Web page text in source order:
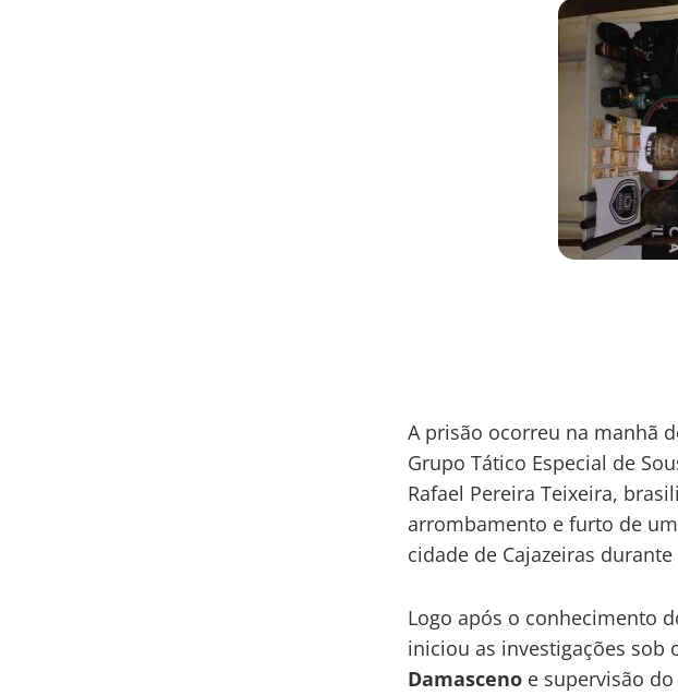
A prisão ocorreu na manhã
Grupo Tático Especial de
Rafael Pereira Teixeira,
arrombamento e furto de
cidade de Cajazeiras
Logo após o conhecimento
iniciou as investigações sob
Damasceno e supervisão